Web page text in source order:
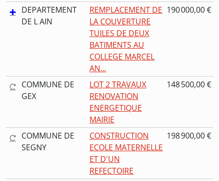
DEPARTEMENT
DE L AIN
REMPLACEMENT DE
LA COUVERTURE
TUILES DE DEUX
BATIMENTS AU
COLLEGE MARCEL
AN...
190 000,00 €
COMMUNE DE
GEX
LOT 2 TRAVAUX
RENOVATION
ENERGETIQUE
MAIRIE
148 500,00 €
COMMUNE DE
SEGNY
CONSTRUCTION
ECOLE MATERNELLE
ET D'UN
REFECTOIRE
198 900,00 €